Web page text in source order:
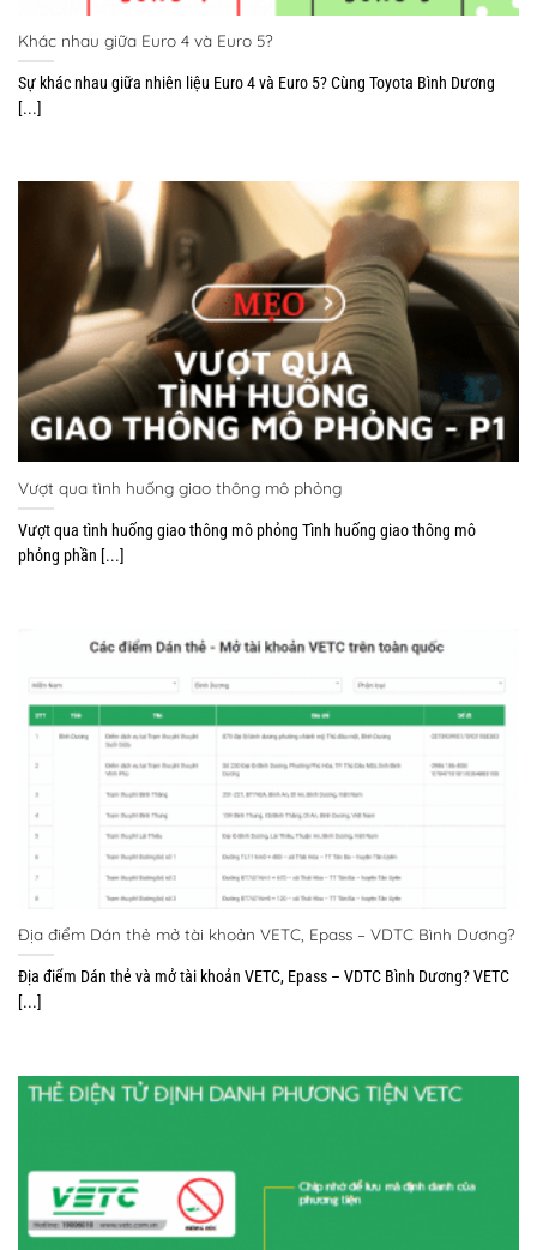
Khác nhau giữa Euro 4 và Euro 5?
Sự khác nhau giữa nhiên liệu Euro 4 và Euro 5? Cùng Toyota Bình Dương
[...]
Vượt qua tình huống giao thông mô phỏng
Vượt qua tình huống giao thông mô phỏng Tình huống giao thông mô
phỏng phần [...]
Địa điểm Dán thẻ mở tài khoản VETC, Epass – VDTC Bình Dương?
Địa điểm Dán thẻ và mở tài khoản VETC, Epass – VDTC Bình Dương? VETC
[...]